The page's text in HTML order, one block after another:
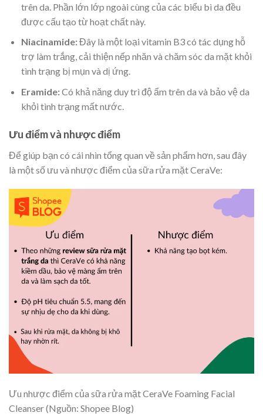
trên da. Phần lớn lớp ngoài cùng của các biểu bì da đều
được cấu tạo từ hoạt chất này.
Niacinamide:Đây là một loại vitamin B3 có tác dụng hỗ
trợ làm trắng, cải thiện nếp nhăn và chăm sóc da mặtkhỏi
tình trạng bị mụn và dị ứng.
Eramide:Có khả năng duy trì độ ẩm trên da và bảo vệ da
khỏi tình trạng mất nước.
Ưu điểm và nhược điểm
Để giúp bạn có cái nhìn tổng quan về sản phẩm hơn, sau đây
là một số ưu và nhược điểm của sữa rửa mặt CeraVe:
Ưu nhược điểm của sữa rửa mặt CeraVe Foaming Facial
Cleanser (Nguồn: Shopee Blog)